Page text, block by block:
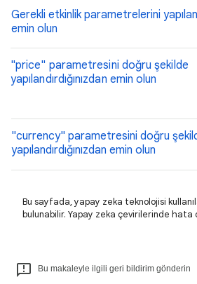
Gerekli etkinlik parametrelerini
emin olun
"price" parametresini doğru şekilde
yapılandırdığınızdan emin olun
"currency" parametresini doğru
yapılandırdığınızdan emin olun
Bu sayfada, yapay zeka teknolojisi
bulunabilir. Yapay zeka çevirilerinde hata
Bu makaleyle ilgili geri bildirim gönderin